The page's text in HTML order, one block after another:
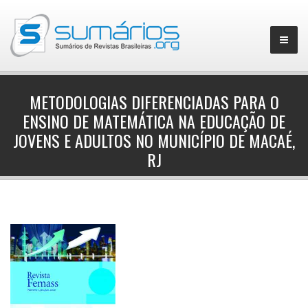
▼
METODOLOGIAS DIFERENCIADAS PARA O
ENSINO DE MATEMÁTICA NA EDUCAÇÃO DE
JOVENS E ADULTOS NO MUNICÍPIO DE MACAÉ,
RJ